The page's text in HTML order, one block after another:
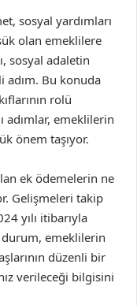
sosyal yardımları
olan emeklilere
sosyal adaletin
adım. Bu konuda
rolü
adımlar, emeklilerin
önem taşıyor.
ek ödemelerin ne
Gelişmeleri takip
yılı itibarıyla
durum, emeklilerin
düzenli bir
verileceği bilgisini